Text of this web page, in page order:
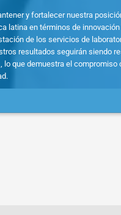
y fortalecer nuestra
latina en términos de
de los servicios de
resultados seguirán siendo
, lo que demuestra el compromiso